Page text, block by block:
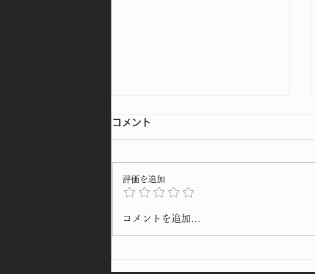
仕上がった一面をお披露目🥳
コメント
評価を追加
コメントを追加…